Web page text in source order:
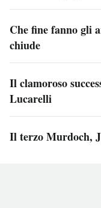
Che fine fanno gli
chiude
Il clamoroso
Lucarelli
Il terzo Murdoch,